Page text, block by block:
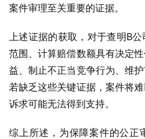
案件审理至关重要的证据。
上述证据的获取，对于查明B
范围、计算赔偿数额具有决定
益、制止不正当竞争行为、维
若缺乏这些关键证据，案件将
诉求可能无法得到支持。
综上所述，为保障案件的公正